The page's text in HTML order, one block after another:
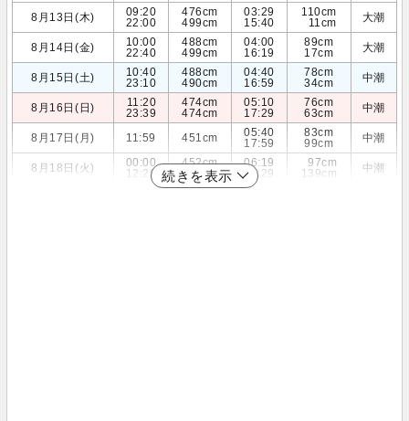
8月13日(木)
09:20
22:00
476cm
499cm
03:29
15:40
110cm
11cm
大潮
8月14日(金)
10:00
22:40
488cm
499cm
04:00
16:19
89cm
17cm
大潮
8月15日(土)
10:40
23:10
488cm
490cm
04:40
16:59
78cm
34cm
中潮
8月16日(日)
11:20
23:39
474cm
474cm
05:10
17:29
76cm
63cm
中潮
8月17日(月) 11:59 451cm
05:40
17:59
83cm
99cm
中潮
8月18日(火)
00:00
12:29
452cm
419cm
06:19
18:29
97cm
139cm
中潮
続きを表示